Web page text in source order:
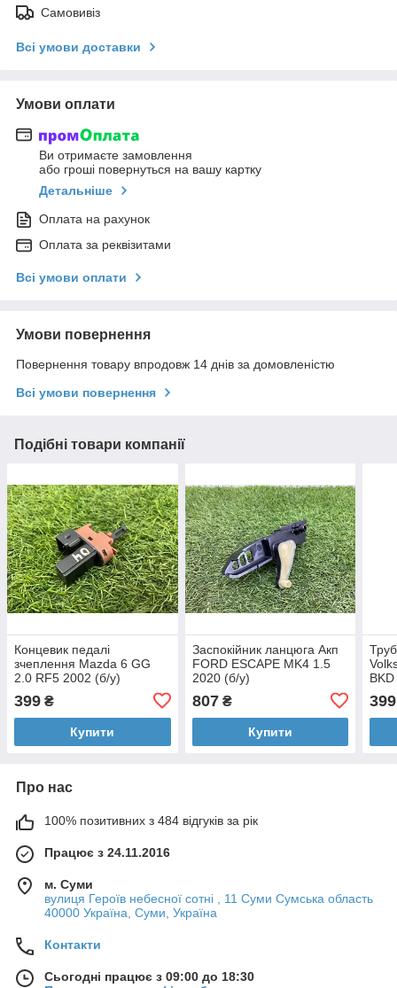
Самовивіз
Всі умови доставки
Умови оплати
Ви отримаєте замовлення
або гроші повернуться на вашу картку
Детальніше
Оплата на рахунок
Оплата за реквізитами
Всі умови оплати
Умови повернення
Повернення товару впродовж 14 днів за домовленістю
Всі умови повернення
Подібні товари компанії
Концевик педалі
зчеплення Mazda 6 GG
2.0 RF5 2002 (б/у)
399 ₴
Купити
Заспокійник ланцюга Акп
FORD ESCAPE MK4 1.5
2020 (б/у)
807₴
Купити
399
Про нас
100% позитивних з 484 відгуків за рік
Працює з 24.11.2016
м. Суми
вулиця Героїв небесної сотні , 11 Суми Сумська область
40000 Україна, Суми, Україна
Контакти
Сьогодні працює з 09:00 до 18:30